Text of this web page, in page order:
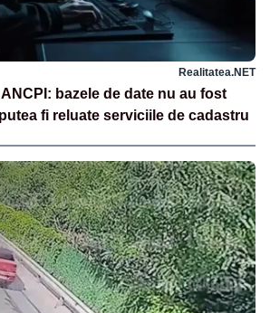
Realitatea.NET
bazele de date nu au fost
fi reluate serviciile de cadastru